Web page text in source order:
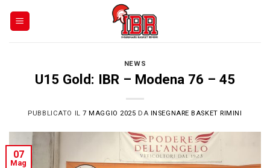
NEWS
U15 Gold: IBR – Modena 76 – 45
PUBBLICATO IL7 MAGGIO 2025 DA INSEGNARE BASKET RIMINI
07
Mag